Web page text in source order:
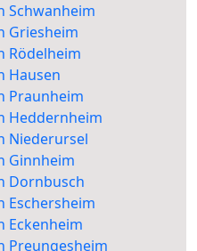
Schwanheim
Griesheim
Rödelheim
Hausen
Praunheim
Heddernheim
Niederursel
Ginnheim
Dornbusch
Eschersheim
Eckenheim
Preungesheim